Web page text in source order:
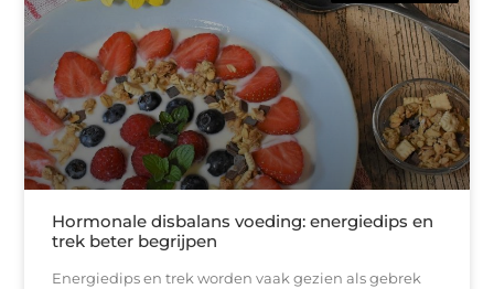
Hormonale disbalans voeding: energiedips en
trek beter begrijpen
Energiedips en trek worden vaak gezien als gebrek